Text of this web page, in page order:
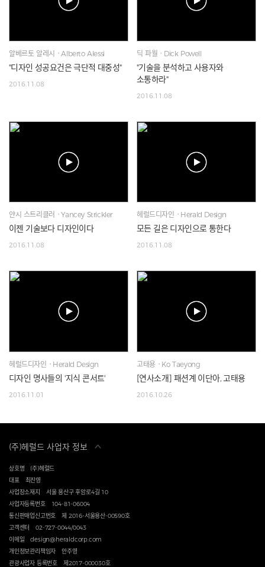
알베르토 알레시ㆍAlberto Alessi
"디자인 성공요건은 극단적 대중성"
2016.11.08
딕 파월ㆍDick Powell
"기술을 분석하고 사용자와
소통하라"
2016.11.08
얀시 스트리클러ㆍYancey Strickler
이젠 기술보다 디자인이다
2016.11.08
헤럴드디자인ㆍHerald Design
모든 길은 디자인으로 통한다
2016.11.08
헤럴드디자인ㆍHerald Design
디자인 명사들의 '지식 콘서트'
2016.11.01
고태용ㆍKo Taeyong
[연사소개] 패션계 이단아, 고태용
2016.10.26
(주)헤럴드 사업자 정보
상호명
(주)헤럴드
대표
최진영
사업장소재지
서울 용산구 후암로4길 10
사업자등록번호
104-81-06004
통신판매업신고번호
제 2016-서울용산-00590호
고객센터
02-727-0044/0043
이메일
design@heraldcorp.com
개인정보관리책임자
안주영
관광사업자 등록번호
제2017-000030호